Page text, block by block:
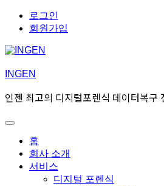
Skip
navigation
Skip
content
로그인
회원가입
INGEN
인젠 최고의 디지털포렌식 데이터복구
Toggle
Primary
menu
홈
회사 소개
서비스
디지털 포렌식